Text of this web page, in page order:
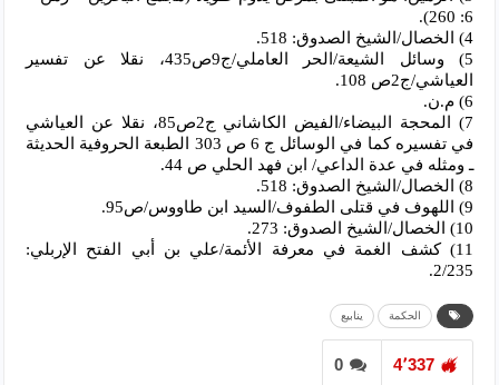
6: 260).
4) الخصال/الشيخ الصدوق: 518.
5) وسائل الشيعة/الحر العاملي/ج9ص435، نقلا عن تفسير
العياشي/ج2ص 108.
6) م.ن.
7) المحجة البيضاء/الفيض الكاشاني ج2ص85، نقلا عن العياشي
في تفسيره كما في الوسائل ج 6 ص 303 الطبعة الحروفية الحديثة
ـ ومثله في عدة الداعي/ ابن فهد الحلي ص 44.
8) الخصال/الشيخ الصدوق: 518.
9) اللهوف في قتلى الطفوف/السيد ابن طاووس/ص95.
10) الخصال/الشيخ الصدوق: 273.
11) كشف الغمة في معرفة الأئمة/علي بن أبي الفتح الإربلي:
2/235.
الحكمة ينابيع
0 4٬337